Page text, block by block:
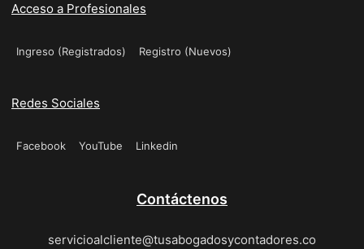
Acceso a Profesionales
Ingreso (Registrados) Registro (Nuevos)
Redes Sociales
Facebook YouTube Linkedin
Contáctenos
servicioalcliente@tusabogadosycontadores.co